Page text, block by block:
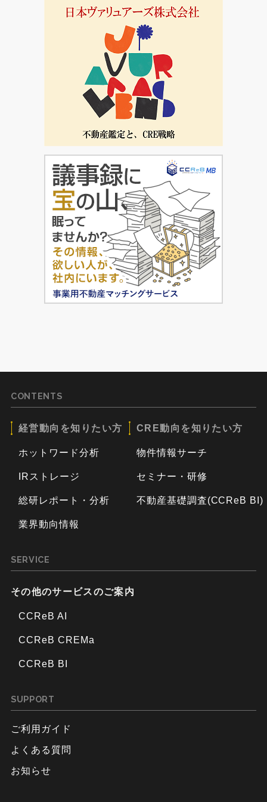
CONTENTS
経営動向を知りたい方
ホットワード分析
IRストレージ
総研レポート・分析
業界動向情報
CRE動向を知りたい方
物件情報サーチ
セミナー・研修
不動産基礎調査(CCReB BI)
SERVICE
その他のサービスのご案内
CCReB AI
CCReB CREMa
CCReB BI
SUPPORT
ご利用ガイド
よくある質問
お知らせ